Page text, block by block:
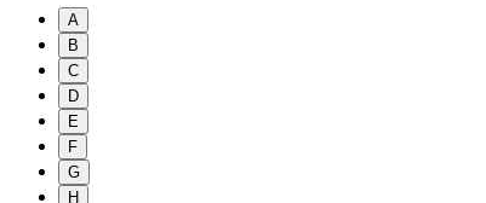
A
B
C
D
E
F
G
H